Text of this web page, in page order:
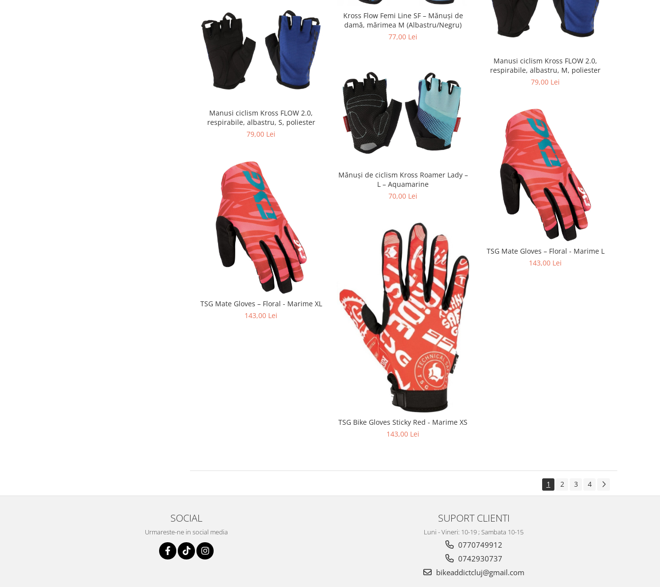
Kross Flow Femi Line SF – Mănuși de
damă, mărimea M (Albastru/Negru)
77,00 Lei
Manusi ciclism Kross FLOW 2.0,
respirabile, albastru, M, poliester
79,00 Lei
Manusi ciclism Kross FLOW 2.0,
respirabile, albastru, S, poliester
79,00 Lei
Mănuși de ciclism Kross Roamer Lady –
L – Aquamarine
70,00 Lei
TSG Mate Gloves – Floral - Marime L
143,00 Lei
TSG Mate Gloves – Floral - Marime XL
143,00 Lei
TSG Bike Gloves Sticky Red - Marime XS
143,00 Lei
1 2 3 4
SOCIAL
Urmareste-ne in social media
SUPORT CLIENTI
Luni - Vineri: 10-19 ; Sambata 10-15
0770749912
0742930737
bikeaddictcluj@gmail.com